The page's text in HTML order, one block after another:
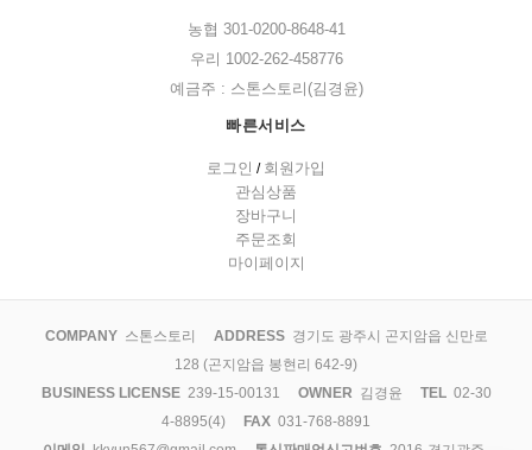
농협 301-0200-8648-41
우리 1002-262-458776
예금주 : 스톤스토리(김경윤)
빠른서비스
로그인 / 회원가입
관심상품
장바구니
주문조회
마이페이지
COMPANY 스톤스토리 ADDRESS 경기도 광주시 곤지암읍 신만로
128 (곤지암읍 봉현리 642-9)
BUSINESS LICENSE 239-15-00131 OWNER 김경윤 TEL 02-30
4-8895(4)
FAX 031-768-8891